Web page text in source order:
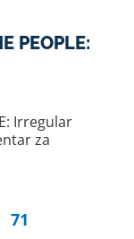
PEOPLE:
Irregular
za
71